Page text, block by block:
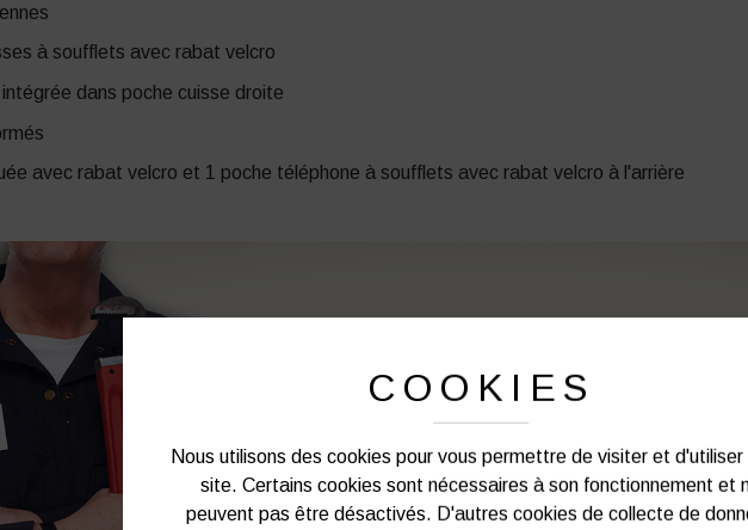
à soufflets avec rabat velcro
dans poche cuisse droite
avec rabat velcro et 1 poche téléphone à soufflets avec rabat velcro à l'arrière
PERSONNALISATION DE
Notre graphiste connait les produits et les
votre service afin d’optimiser votre support
et de vos besoins d’image.
COOKIES
Nous utilisons des cookies pour vous permettre de visiter et d'utiliser
site. Certains cookies sont nécessaires à son fonctionnement et
peuvent pas être désactivés. D'autres cookies de collecte de